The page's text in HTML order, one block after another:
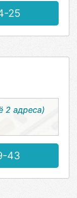
25
2 адреса)
43